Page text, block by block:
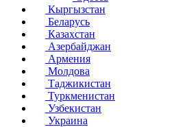
Кыргызстан
Беларусь
Казахстан
Азербайджан
Армения
Молдова
Таджикистан
Туркменистан
Узбекистан
Украина